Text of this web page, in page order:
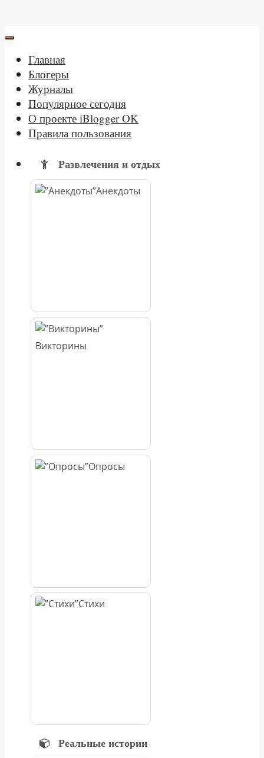
Главная
Блогеры
Журналы
Популярное сегодня
О проекте iBlogger OK
Правила пользования
Развлечения и отдых
Анекдоты
Викторины
Опросы
Стихи
Реальные истории